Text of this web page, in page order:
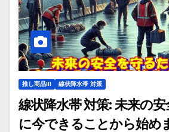
推し商品III 線状降水帯 対策
線状降水帯 対策: 未来の
に今できることから始め